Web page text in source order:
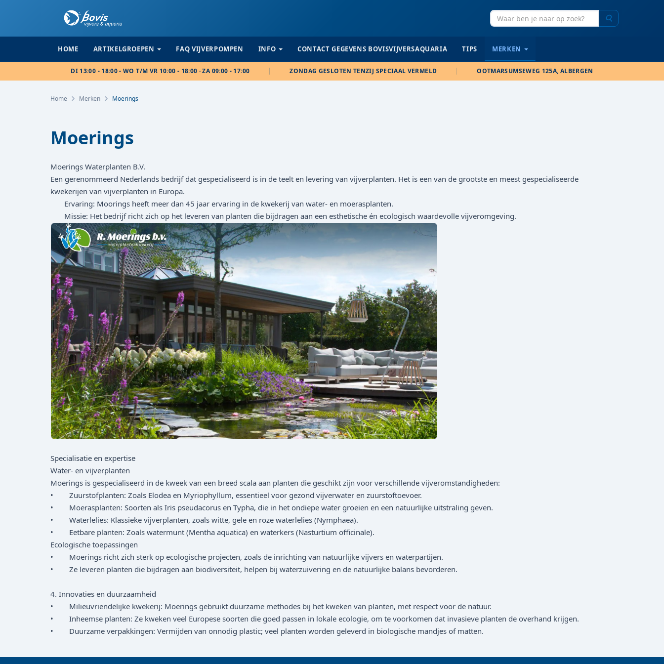
HOME ARTIKELGROEPEN FAQ VIJVERPOMPEN INFO CONTACT GEGEVENS BOVISVIJVERSAQUARIA TIPS MERKEN
DI 13:00 - 18:00 - WO T/M VR 10:00 - 18:00 · ZA 09:00 - 17:00 ZONDAG GESLOTEN TENZIJ SPECIAAL VERMELD OOTMARSUMSEWEG 125A, ALBERGEN
Home Merken Moerings
Moerings
Moerings Waterplanten B.V.
Een gerenommeerd Nederlands bedrijf dat gespecialiseerd is in de teelt en levering van vijverplanten. Het is een van de grootste en meest gespecialiseerde
kwekerijen van vijverplanten in Europa.
Ervaring: Moorings heeft meer dan 45 jaar ervaring in de kwekerij van water- en moerasplanten.
Missie: Het bedrijf richt zich op het leveren van planten die bijdragen aan een esthetische én ecologisch waardevolle vijveromgeving.
Specialisatie en expertise
Water- en vijverplanten
Moerings is gespecialiseerd in de kweek van een breed scala aan planten die geschikt zijn voor verschillende vijveromstandigheden:
• Zuurstofplanten: Zoals Elodea en Myriophyllum, essentieel voor gezond vijverwater en zuurstoftoevoer.
• Moerasplanten: Soorten als Iris pseudacorus en Typha, die in het ondiepe water groeien en een natuurlijke uitstraling geven.
• Waterlelies: Klassieke vijverplanten, zoals witte, gele en roze waterlelies (Nymphaea).
• Eetbare planten: Zoals watermunt (Mentha aquatica) en waterkers (Nasturtium officinale).
Ecologische toepassingen
• Moerings richt zich sterk op ecologische projecten, zoals de inrichting van natuurlijke vijvers en waterpartijen.
• Ze leveren planten die bijdragen aan biodiversiteit, helpen bij waterzuivering en de natuurlijke balans bevorderen.
4. Innovaties en duurzaamheid
• Milieuvriendelijke kwekerij: Moerings gebruikt duurzame methodes bij het kweken van planten, met respect voor de natuur.
• Inheemse planten: Ze kweken veel Europese soorten die goed passen in lokale ecologie, om te voorkomen dat invasieve planten de overhand krijgen.
• Duurzame verpakkingen: Vermijden van onnodig plastic; veel planten worden geleverd in biologische mandjes of matten.